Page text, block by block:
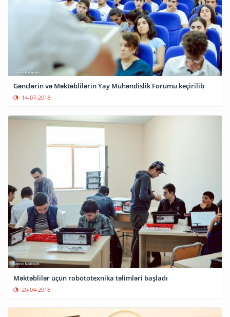
Gənclərin və Məktəblilərin Yay Mühəndislik Forumu keçirilib
14-07-2018
Məktəblilər üçün robototexnika təlimləri başladı
20-04-2018